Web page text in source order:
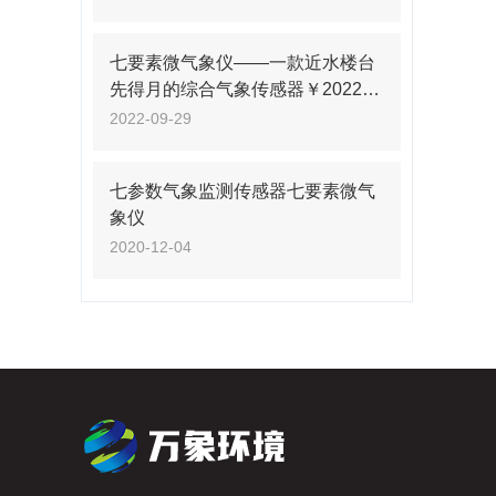
七要素微气象仪——一款近水楼台
先得月的综合气象传感器￥2022已
更新
2022-09-29
七参数气象监测传感器七要素微气
象仪
2020-12-04